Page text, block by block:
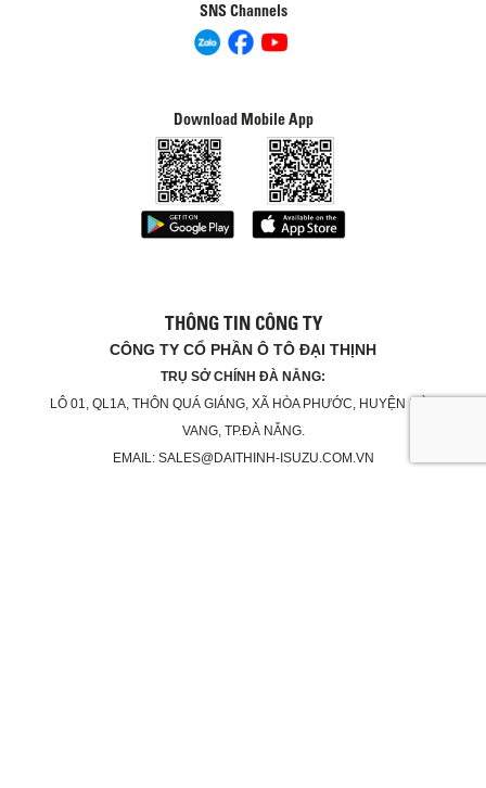
SNS Channels
Download Mobile App
THÔNG TIN CÔNG TY
CÔNG TY CỔ PHẦN Ô TÔ ĐẠI THỊNH
TRỤ SỞ CHÍNH ĐÀ NẴNG:
LÔ 01, QL1A, THÔN QUÁ GIÁNG, XÃ HÒA PHƯỚC, HUYỆN HÒA
VANG, TP.ĐÀ NẴNG.
EMAIL: SALES@DAITHINH-ISUZU.COM.VN